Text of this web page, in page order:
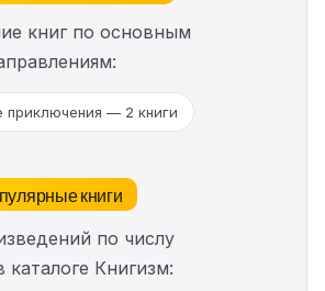
книг по основным
приключения — 2 книги
книги
по числу
каталоге Книгизм: